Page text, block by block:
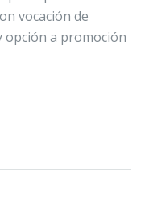
vocación de
opción a promoción